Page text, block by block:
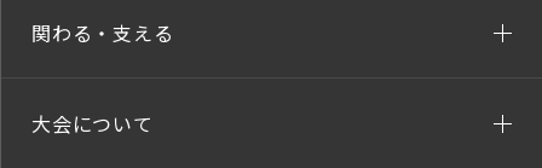
関わる・支える
大会について